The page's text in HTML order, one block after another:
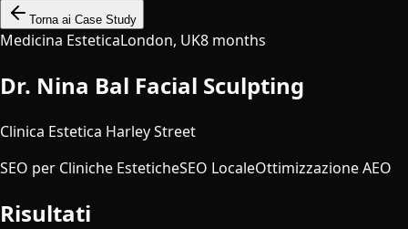
Torna ai Case Study
Medicina EsteticaLondon, UK8 months
Dr. Nina Bal Facial Sculpting
Clinica Estetica Harley Street
SEO per Cliniche EsteticheSEO LocaleOttimizzazione AEO
Risultati